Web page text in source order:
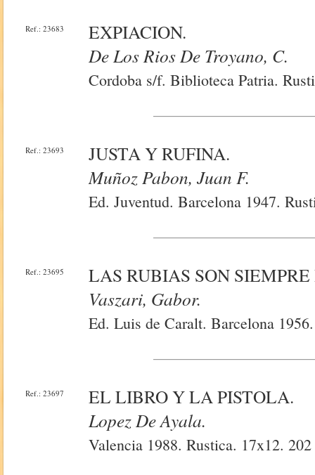
Ref.: 23683
EXPIACION.
De Los Rios De Troyano, C.
Cordoba s/f. Biblioteca Patria.
Ref.: 23693
JUSTA Y RUFINA.
Muñoz Pabon, Juan F.
Ed. Juventud. Barcelona 1947.
Ref.: 23695
LAS RUBIAS SON
Vaszari, Gabor.
Ed. Luis de Caralt. Barcelona
Ref.: 23697
EL LIBRO Y LA PISTOLA.
Lopez De Ayala.
Valencia 1988. Rustica. 17x12.